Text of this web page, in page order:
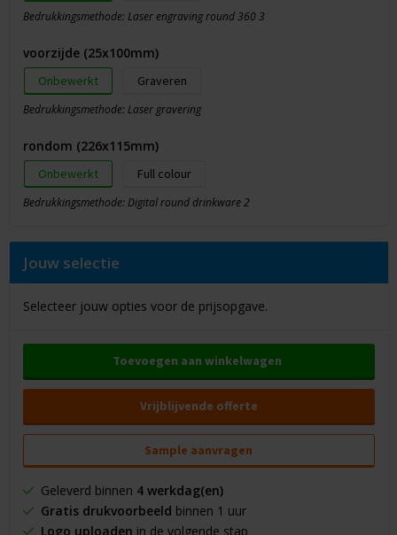
Bedrukkingsmethode: Laser engraving round 360 3
voorzijde (25x100mm)
Onbewerkt Graveren
Bedrukkingsmethode: Laser gravering
rondom (226x115mm)
Onbewerkt Full colour
Bedrukkingsmethode: Digital round drinkware 2
Jouw selectie
Selecteer jouw opties voor de prijsopgave.
Toevoegen aan winkelwagen
Vrijblijvende offerte
Sample aanvragen
Geleverd binnen 4 werkdag(en)
Gratis drukvoorbeeld binnen 1 uur
Logo uploaden in de volgende stap